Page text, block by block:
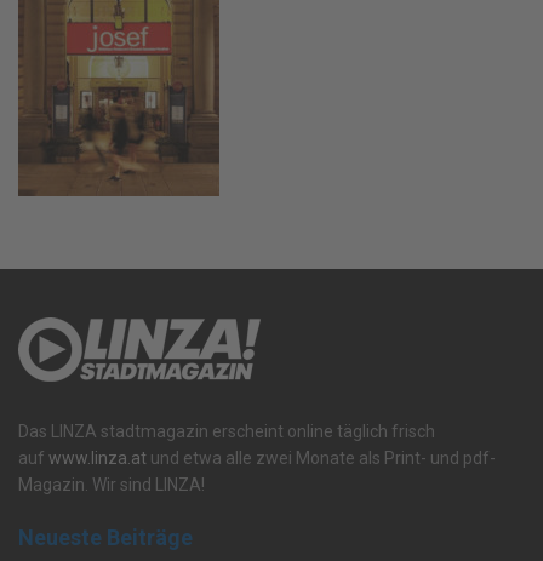
Das LINZA stadtmagazin erscheint online täglich frisch
auf www.linza.at und etwa alle zwei Monate als Print- und pdf-
Magazin. Wir sind LINZA!
Neueste Beiträge